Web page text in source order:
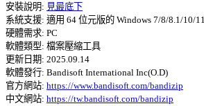
安裝說明: 見最底下
系統支援: 適用 64 位元版的 Windows 7/8/8.1/10/11
硬體需求: PC
軟體類型: 檔案壓縮工具
更新日期: 2025.09.14
軟體發行: Bandisoft International Inc(O.D)
官方網站: https://www.bandisoft.com/bandizip
中文網站: https://tw.bandisoft.com/bandizip